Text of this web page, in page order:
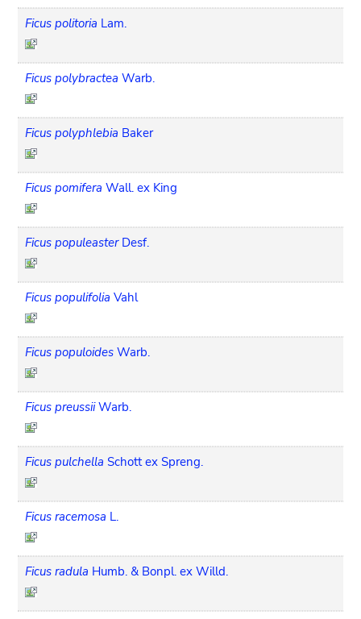
Ficus politoria Lam.
Ficus polybractea Warb.
Ficus polyphlebia Baker
Ficus pomifera Wall. ex King
Ficus populeaster Desf.
Ficus populifolia Vahl
Ficus populoides Warb.
Ficus preussii Warb.
Ficus pulchella Schott ex Spreng.
Ficus racemosa L.
Ficus radula Humb. & Bonpl. ex Willd.